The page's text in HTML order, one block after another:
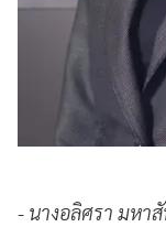
- นางอลิศรา มหา